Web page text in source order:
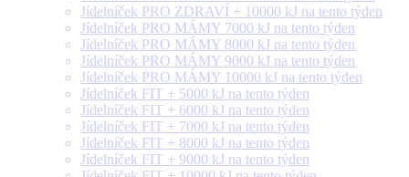
Jídelníček PRO ZDRAVÍ + 10000 kJ na tento týden
Jídelníček PRO MÁMY 7000 kJ na tento týden
Jídelníček PRO MÁMY 8000 kJ na tento týden
Jídelníček PRO MÁMY 9000 kJ na tento týden
Jídelníček PRO MÁMY 10000 kJ na tento týden
Jídelníček FIT + 5000 kJ na tento týden
Jídelníček FIT + 6000 kJ na tento týden
Jídelníček FIT + 7000 kJ na tento týden
Jídelníček FIT + 8000 kJ na tento týden
Jídelníček FIT + 9000 kJ na tento týden